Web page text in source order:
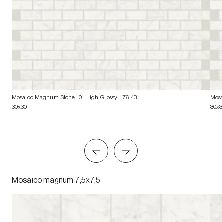
Mosaico Magnum Stone_01 High-Glossy - 761431
30x30
Mosaico magnum 7,5x7,5